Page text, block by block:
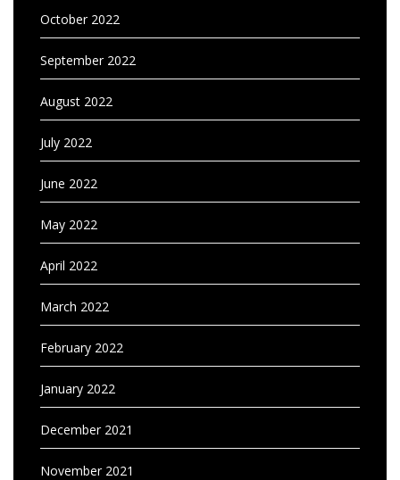
October 2022
September 2022
August 2022
July 2022
June 2022
May 2022
April 2022
March 2022
February 2022
January 2022
December 2021
November 2021